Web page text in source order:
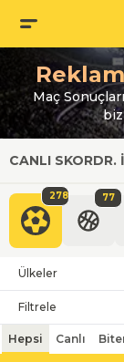
Maç
CANLI SKORDR.
278 77
Ülkeler
Filtrele
Hepsi Canlı